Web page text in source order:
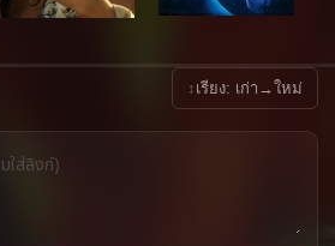
↕ เรียง: เก่า→ใหม่